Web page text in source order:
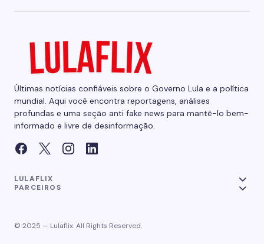
Últimas notícias confiáveis sobre o Governo Lula e a política
mundial. Aqui você encontra reportagens, análises
profundas e uma seção anti fake news para mantê-lo bem-
informado e livre de desinformação.
LULAFLIX
PARCEIROS
© 2025 — Lulaflix. All Rights Reserved.